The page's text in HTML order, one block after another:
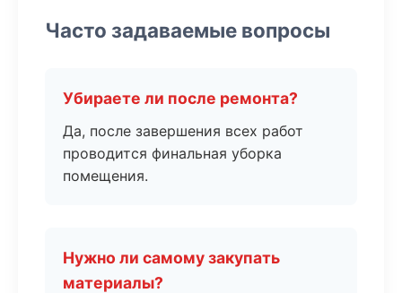
Часто задаваемые вопросы
Убираете ли после ремонта?
Да, после завершения всех работ
проводится финальная уборка
помещения.
Нужно ли самому закупать
материалы?